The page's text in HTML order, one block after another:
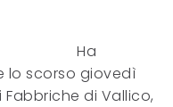
Ha
lo scorso giovedì
di Vallico,